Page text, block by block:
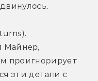
Майнер,
проигнорирует
эти детали с